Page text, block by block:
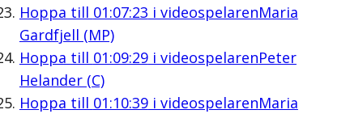
Hoppa till 01:07:23 i videospelarenMaria
Gardfjell (MP)
Hoppa till 01:09:29i videospelarenPeter
Helander (C)
Hoppa till 01:10:39i videospelarenMaria